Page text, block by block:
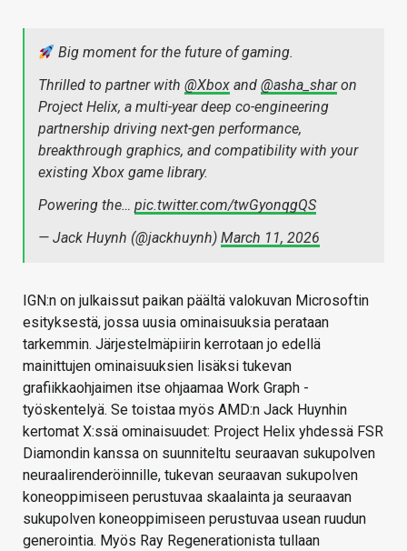
Big moment for the future of gaming.
Thrilled to partner with @Xbox and @asha_sharon
Project Helix, a multi-year deep co-engineering
partnership driving next-gen performance,
breakthrough graphics, and compatibility with your
existing Xbox game library.
Powering the… pic.twitter.com/twGyonqgQS
— Jack Huynh (@jackhuynh) March 11, 2026
IGN:n on julkaissut paikan päältä valokuvan Microsoftin
esityksestä, jossa uusia ominaisuuksia perataan
tarkemmin. Järjestelmäpiirin kerrotaan jo edellä
mainittujen ominaisuuksien lisäksi tukevan
grafiikkaohjaimen itse ohjaamaa Work Graph -
työskentelyä. Se toistaa myös AMD:n Jack Huynhin
kertomat X:ssä ominaisuudet: Project Helix yhdessä FSR
Diamondin kanssa on suunniteltu seuraavan sukupolven
neuraalirenderöinnille, tukevan seuraavan sukupolven
koneoppimiseen perustuvaa skaalainta ja seuraavan
sukupolven koneoppimiseen perustuvaa usean ruudun
generointia. Myös Ray Regenerationista tullaan